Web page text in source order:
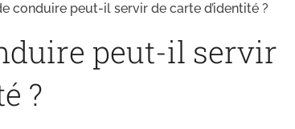
conduire peut-il servir de carte d’identité ?
peut-il servir
?